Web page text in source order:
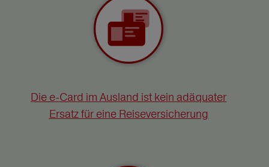
Die e-Card im Ausland ist kein adäquater
Ersatz für eine Reiseversicherung